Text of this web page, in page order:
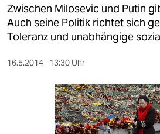
kultur
sport
berlin
wahrheit
Zwischen Milosevic und Putin
Auch seine Politik richtet sich
Toleranz und unabhängige
16.5.2014 13:30 Uhr